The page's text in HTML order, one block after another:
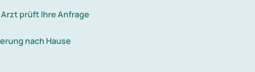
Arzt prüft Ihre Anfrage
nach Hause